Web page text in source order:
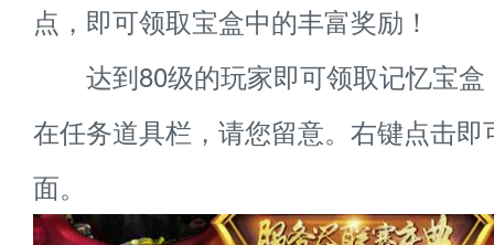
点，即可领取宝盒中的丰富奖励！
达到80级的玩家即可领取记忆宝盒
在任务道具栏，请您留意。右键点击即
面。